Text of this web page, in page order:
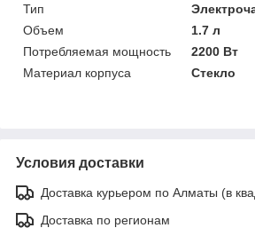
Тип
Объем
1.7 л
Потребляемая мощность
2200 Вт
Материал корпуса
Стекло
Условия доставки
Доставка курьером по Алматы (в
Доставка по регионам